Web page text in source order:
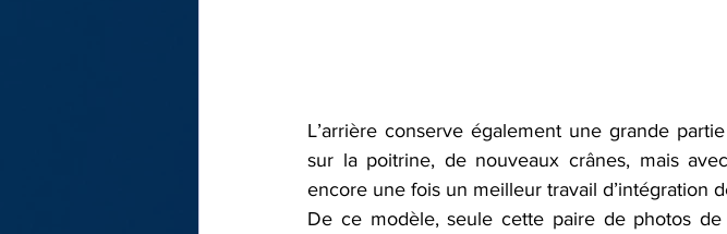
L’arrière conserve également une grande
sur la poitrine, de nouveaux crânes, mais
encore une fois un meilleur travail d’intégration
De ce modèle, seule cette paire de photos